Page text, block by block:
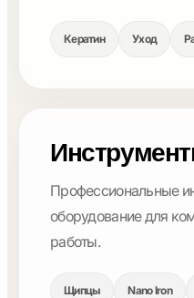
Кератин Уход
Профессиональные
оборудование для
работы.
Щипцы Nano Iron